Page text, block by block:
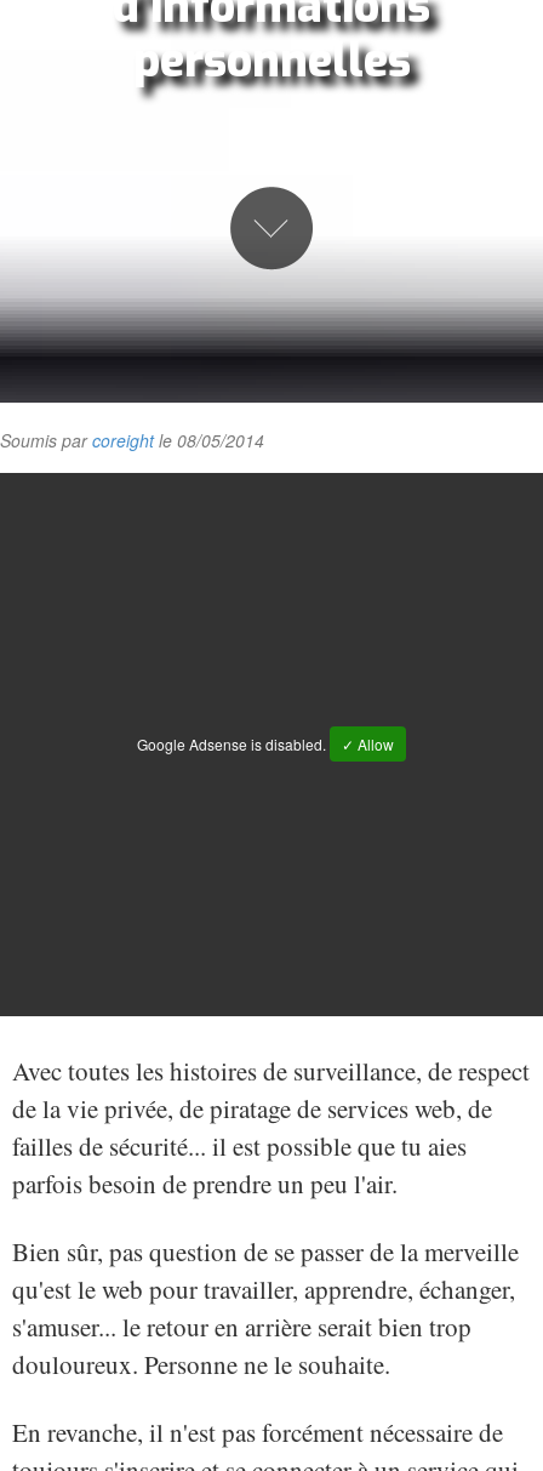
personnelles
Soumis parcoreightle 08/05/2014
Google Adsense is disabled. ✓ Allow
Avec toutes les histoires de surveillance, de respect
de la vie privée, de piratage de services web, de
failles de sécurité... il est possible que tu aies
parfois besoin de prendre un peu l'air.
Bien sûr, pas question de se passer de la merveille
qu'est le web pour travailler, apprendre, échanger,
s'amuser... le retour en arrière serait bien trop
douloureux. Personne ne le souhaite.
En revanche, il n'est pas forcément nécessaire de